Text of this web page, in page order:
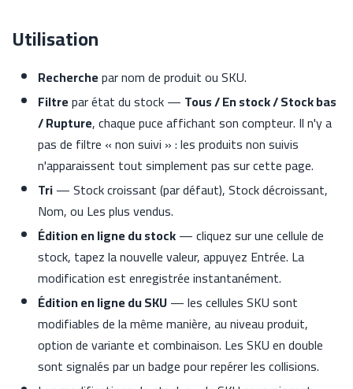
Utilisation
Recherchepar nom de produit ou SKU.
Filtrepar état du stock — Tous / En stock / Stock bas
/ Rupture, chaque puce affichant son compteur. Il n'y a
pas de filtre « non suivi » : les produits non suivis
n'apparaissent tout simplement pas sur cette page.
Tri— Stock croissant (par défaut), Stock décroissant,
Nom, ou Les plus vendus.
Édition en ligne du stock— cliquez sur une cellule de
stock, tapez la nouvelle valeur, appuyez Entrée. La
modification est enregistrée instantanément.
Édition en ligne du SKU— les cellules SKU sont
modifiables de la même manière, au niveau produit,
option de variante et combinaison. Les SKU en double
sont signalés par un badge pour repérer les collisions.